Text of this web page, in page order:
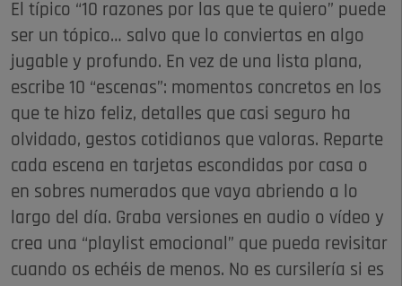
El típico “10 razones por las que te quiero” puede
ser un tópico… salvo que lo conviertas en algo
jugable y profundo. En vez de una lista plana,
escribe 10 “escenas”: momentos concretos en los
que te hizo feliz, detalles que casi seguro ha
olvidado, gestos cotidianos que valoras. Reparte
cada escena en tarjetas escondidas por casa o
en sobres numerados que vaya abriendo a lo
largo del día. Graba versiones en audio o vídeo y
crea una “playlist emocional” que pueda revisitar
cuando os echéis de menos. No es cursilería si es